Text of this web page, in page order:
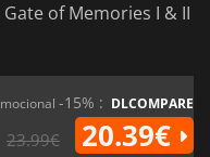
of Memories I & II
-15% : DLCOMPARE
23.99€ 20.39€